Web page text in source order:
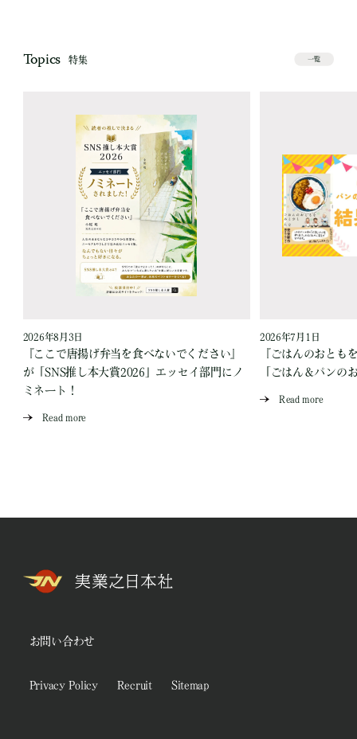
Topics 特集 一覧
2026年8月3日
『ここで唐揚げ弁当を食べないでください』
が「SNS推し本大賞2026」エッセイ部門にノ
ミネート！
Read more
2026年7月1日
『ごはんのおとも
「ごはん＆パンの
Read more
お問い合わせ
Privacy Policy Recruit Sitemap